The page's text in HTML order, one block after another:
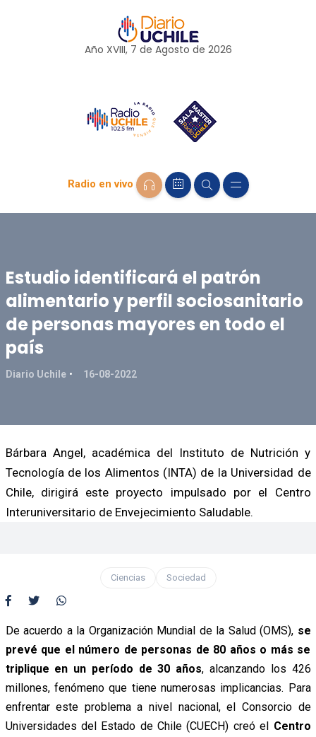
Año XVIII, 7 de Agosto de 2026
Radio en vivo
Estudio identificará el patrón
alimentario y perfil sociosanitario
de personas mayores en todo el
país
Diario Uchile 16-08-2022
Bárbara Angel, académica del Instituto de Nutrición y
Tecnología de los Alimentos (INTA) de la Universidad de
Chile, dirigirá este proyecto impulsado por el Centro
Interuniversitario de Envejecimiento Saludable.
Ciencias Sociedad
De acuerdo a la Organización Mundial de la Salud (OMS), se
prevé que el número de personas de 80 años o más se
triplique en un período de 30 años, alcanzando los 426
millones, fenómeno que tiene numerosas implicancias. Para
enfrentar este problema a nivel nacional, el Consorcio de
Universidades del Estado de Chile (CUECH) creó el Centro